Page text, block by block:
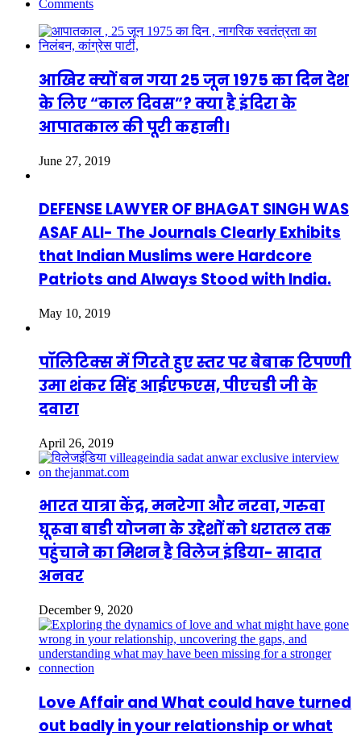
Comments
आखिर क्यों बन गया 25 जून 1975 का दिन देश
के लिए “काल दिवस”? क्या है इंदिरा के
आपातकाल की पूरी कहानी।
June 27, 2019
DEFENSE LAWYER OF BHAGAT SINGH WAS
ASAF ALI- The Journals Clearly Exhibits
that Indian Muslims were Hardcore
Patriots and Always Stood with India.
May 10, 2019
पॉलिटिक्स में गिरते हुए स्तर पर बेबाक टिपण्णी
उमा शंकर सिंह आईएफएस, पीएचडी जी के
दवारा
April 26, 2019
भारत यात्रा केंद्र, मनरेगा और नरवा, गरुवा
घूरूवा बाडी योजना के उद्देशों को धरातल तक
पहुंचाने का मिशन है विलेज इंडिया- सादात
अनवर
December 9, 2020
Love Affair and What could have turned
out badly in your relationship or what